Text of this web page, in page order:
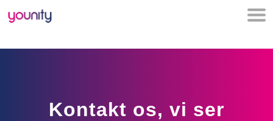
Kontakt os, vi ser